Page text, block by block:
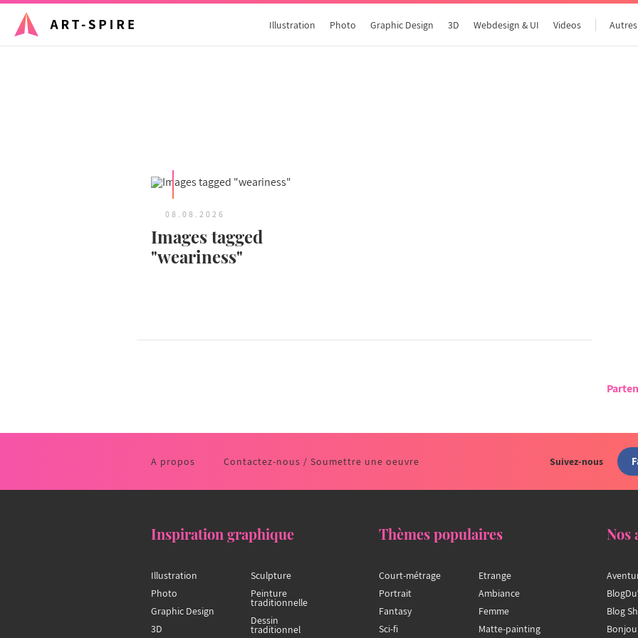
Illustration Photo Graphic Design 3D Webdesign & UI Videos Autres
08.08.2026
Images tagged
"weariness"
A propos Contactez-nous / Soumettre une oeuvre Suivez-nous
Inspiration graphique
Illustration
Photo
Graphic Design
3D
Sculpture
Peinture
traditionnelle
Dessin
traditionnel
Thèmes populaires
Court-métrage
Portrait
Fantasy
Sci-fi
Etrange
Ambiance
Femme
Matte-painting
Nos
Blog